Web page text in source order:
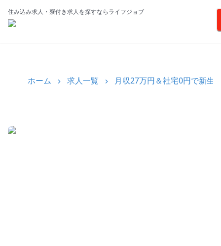
住み込み求人・寮付き求人を探すならライフジョブ
ホーム 求人一覧 月収27万円＆社宅0円で新生